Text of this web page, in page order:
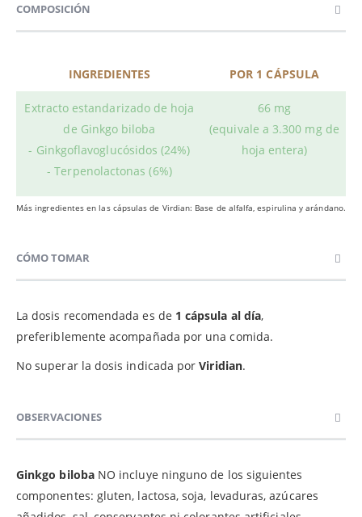
COMPOSICIÓN
INGREDIENTES POR 1 CÁPSULA
Extracto estandarizado de hoja
de Ginkgo biloba
- Ginkgoflavoglucósidos (24%)
- Terpenolactonas (6%)
66 mg
(equivale a 3.300 mg de
hoja entera)
Más ingredientes en las cápsulas de Virdian: Base de alfalfa, espirulina y arándano.
CÓMO TOMAR
La dosis recomendada es de 1 cápsula al día,
preferiblemente acompañada por una comida.
No superar la dosis indicada porViridian.
OBSERVACIONES
Ginkgo biloba NO incluye ninguno de los siguientes
componentes: gluten, lactosa, soja, levaduras, azúcares